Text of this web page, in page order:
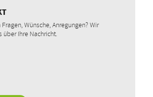
Wünsche, Anregungen? Wir
über Ihre Nachricht.